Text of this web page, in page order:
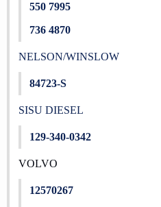
550 7995
736 4870
NELSON/WINSLOW
84723-S
SISU DIESEL
129-340-0342
VOLVO
12570267